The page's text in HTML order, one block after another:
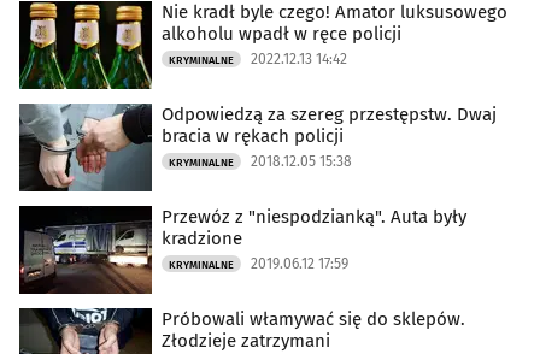
Nie kradł byle czego! Amator luksusowego
alkoholu wpadł w ręce policji
KRYMINALNE 2022.12.13 14:42
Odpowiedzą za szereg przestępstw. Dwaj
bracia w rękach policji
KRYMINALNE 2018.12.05 15:38
Przewóz z "niespodzianką". Auta były
kradzione
KRYMINALNE 2019.06.12 17:59
Próbowali włamywać się do sklepów.
Złodzieje zatrzymani